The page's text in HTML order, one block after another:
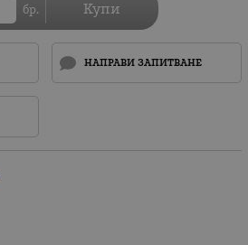
бр. Купи
НАПРАВИ ЗАПИТВАНЕ